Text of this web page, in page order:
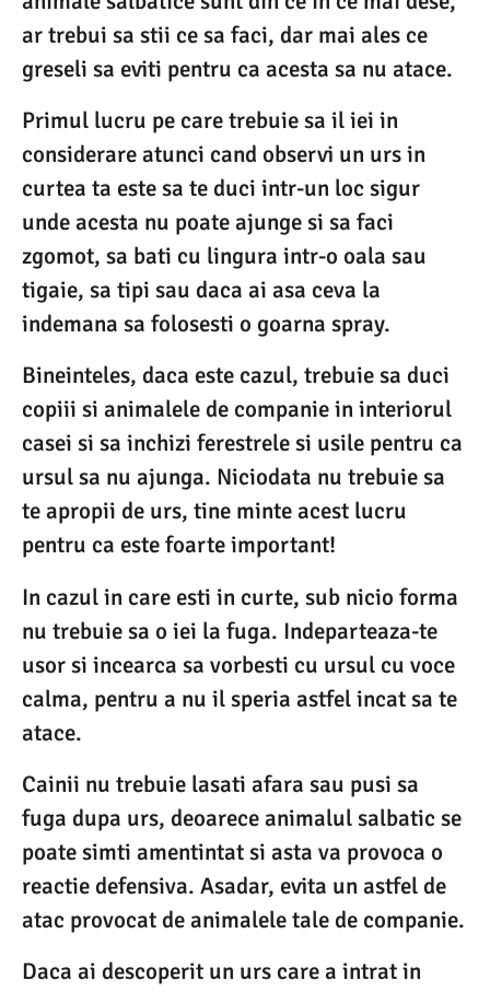
ar trebui sa stii ce sa faci, dar mai ales ce
greseli sa eviti pentru ca acesta sa nu atace.
Primul lucru pe care trebuie sa il iei in
considerare atunci cand observi un urs in
curtea ta este sa te duci intr-un loc sigur
unde acesta nu poate ajunge si sa faci
zgomot, sa bati cu lingura intr-o oala sau
tigaie, sa tipi sau daca ai asa ceva la
indemana sa folosesti o goarna spray.
Bineinteles, daca este cazul, trebuie sa duci
copiii si animalele de companie in interiorul
casei si sa inchizi ferestrele si usile pentru ca
ursul sa nu ajunga. Niciodata nu trebuie sa
te apropii de urs, tine minte acest lucru
pentru ca este foarte important!
In cazul in care esti in curte, sub nicio forma
nu trebuie sa o iei la fuga. Indeparteaza-te
usor si incearca sa vorbesti cu ursul cu voce
calma, pentru a nu il speria astfel incat sa te
atace.
Cainii nu trebuie lasati afara sau pusi sa
fuga dupa urs, deoarece animalul salbatic se
poate simti amentintat si asta va provoca o
reactie defensiva. Asadar, evita un astfel de
atac provocat de animalele tale de companie.
Daca ai descoperit un urs care a intrat in